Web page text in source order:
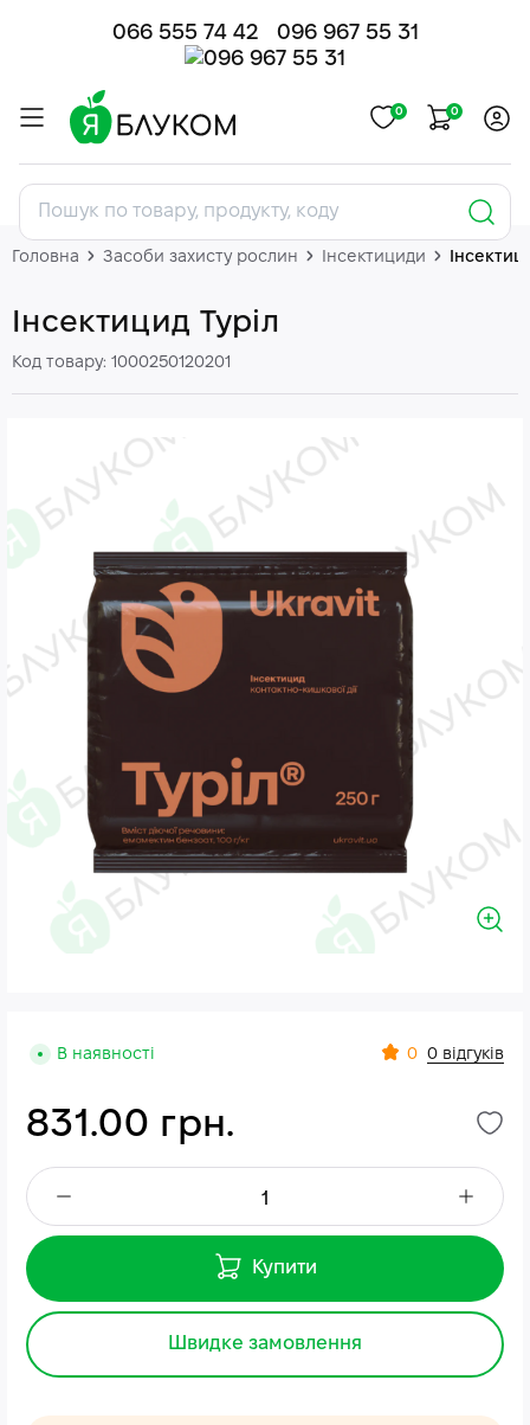
066 555 74 42 096 967 55 31
0 0
Головна Засоби захисту рослин Інсектициди
Інсектицид Туріл
Код товару: 1000250120201
В наявності 0 0 відгуків
831.00 грн.
Купити
Швидке замовлення